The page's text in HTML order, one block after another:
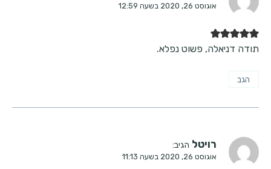
אוגוסט 26, 2020 בשעה 12:59
תודה דניאלה, פשוט נפלא.
הגב
רויטל הגיב:
אוגוסט 26, 2020 בשעה 11:13